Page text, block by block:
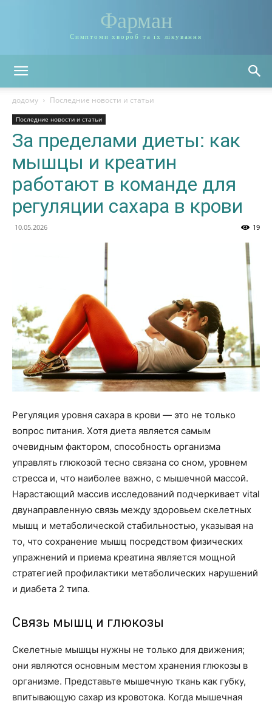
Фарман
Симптоми хвороб та їх лікування
додому Последние новости и статьи
Последние новости и статьи
За пределами диеты: как
мышцы и креатин
работают в команде для
регуляции сахара в крови
10.05.2026 19
Регуляция уровня сахара в крови — это не только
вопрос питания. Хотя диета является самым
очевидным фактором, способность организма
управлять глюкозой тесно связана со сном, уровнем
стресса и, что наиболее важно, с мышечной массой.
Нарастающий массив исследований подчеркивает vital
двунаправленную связь между здоровьем скелетных
мышц и метаболической стабильностью, указывая на
то, что сохранение мышц посредством физических
упражнений и приема креатина является мощной
стратегией профилактики метаболических нарушений
и диабета 2 типа.
Связь мышц и глюкозы
Скелетные мышцы нужны не только для движения;
они являются основным местом хранения глюкозы в
организме. Представьте мышечную ткань как губку,
впитывающую сахар из кровотока. Когда мышечная